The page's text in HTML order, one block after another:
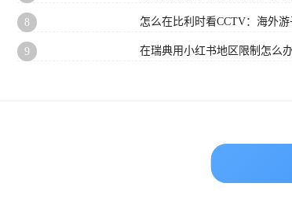
8 怎么在比利时看CCTV：海外
9 在瑞典用小红书地区限制怎么